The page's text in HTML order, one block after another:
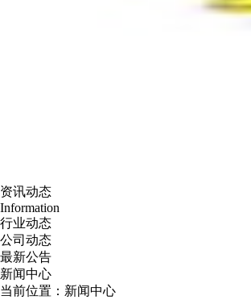
资讯动态
Information
行业动态
公司动态
最新公告
新闻中心
当前位置： 新闻中心